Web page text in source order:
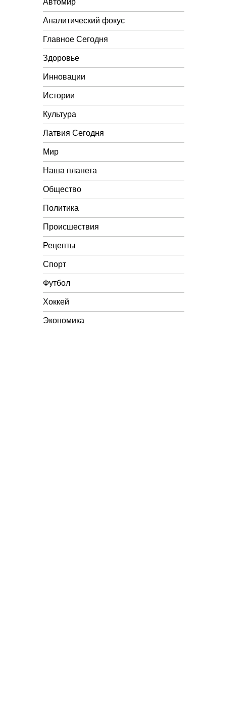
Автомир
Аналитический фокус
Главное Сегодня
Здоровье
Инновации
Истории
Культура
Латвия Сегодня
Мир
Наша планета
Общество
Политика
Происшествия
Рецепты
Спорт
Футбол
Хоккей
Экономика